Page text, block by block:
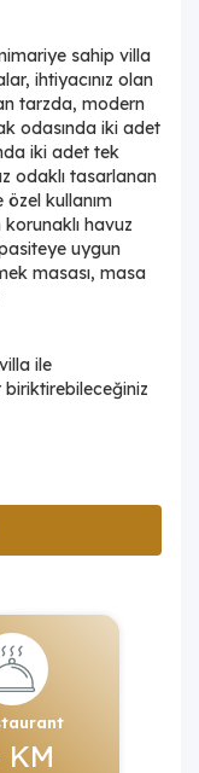
sahip villa
ihtiyacınız olan
tarzda, modern
odasında iki adet
iki adet tek
odaklı tasarlanan
kullanım
havuz
uygun
masası, masa
ile
biriktirebileceğiniz
KM